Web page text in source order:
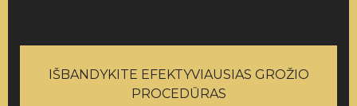
IŠBANDYKITE EFEKTYVIAUSIAS GROŽIO
PROCEDŪRAS